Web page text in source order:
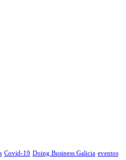
Covid-19 Doing Business Galicia eventos